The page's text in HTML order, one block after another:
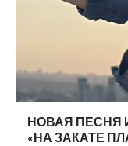
НОВАЯ ПЕСНЯ
«НА ЗАКАТЕ